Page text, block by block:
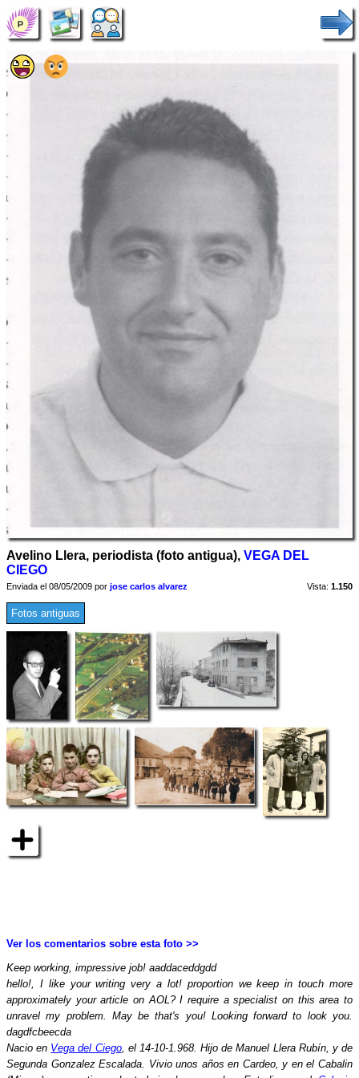
Avelino Llera, periodista (foto antigua), VEGA DEL
CIEGO
Enviada el 08/05/2009 por jose carlos alvarez Vista: 1.150
Fotos antiguas
Ver los comentarios sobre esta foto >>
Keep working, impressive job! aaddaceddgdd
hello!, I like your writing very a lot! proportion we keep in touch more
approximately your article on AOL? I require a specialist on this area to
unravel my problem. May be that's you! Looking forward to look you.
dagdfcbeecda
Nacio en Vega del Ciego, el 14-10-1.968. Hijo de Manuel Llera Rubín, y de
Segunda Gonzalez Escalada. Vivio unos años en Cardeo, y en el Cabalin